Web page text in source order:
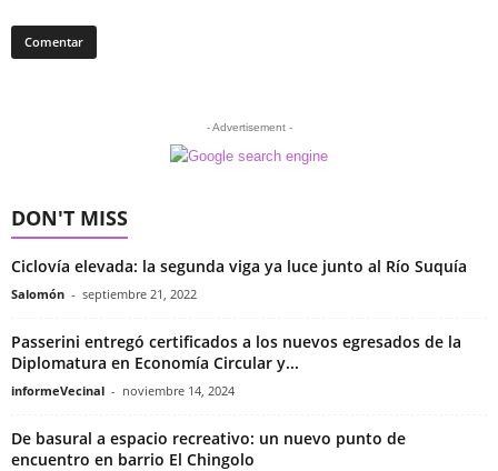
- Advertisement -
DON'T MISS
Ciclovía elevada: la segunda viga ya luce junto al Río Suquía
Salomón - septiembre 21, 2022
Passerini entregó certificados a los nuevos egresados de la
Diplomatura en Economía Circular y...
informeVecinal - noviembre 14, 2024
De basural a espacio recreativo: un nuevo punto de
encuentro en barrio El Chingolo